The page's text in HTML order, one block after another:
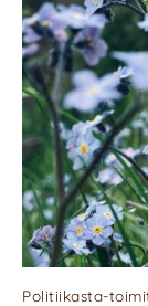
Politiikasta-